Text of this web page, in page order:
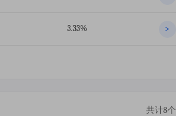
3.33% >
共计8个